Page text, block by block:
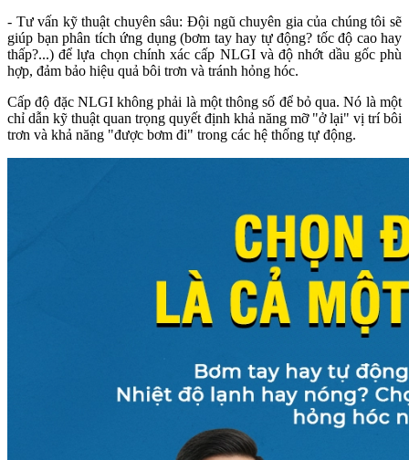
- Tư vấn kỹ thuật chuyên sâu: Đội ngũ chuyên gia của chúng tôi sẽ
giúp bạn phân tích ứng dụng (bơm tay hay tự động? tốc độ cao hay
thấp?...) để lựa chọn chính xác cấp NLGI và độ nhớt dầu gốc phù
hợp, đảm bảo hiệu quả bôi trơn và tránh hỏng hóc.
Cấp độ đặc NLGI không phải là một thông số để bỏ qua. Nó là một
chỉ dẫn kỹ thuật quan trọng quyết định khả năng mỡ "ở lại" vị trí bôi
trơn và khả năng "được bơm đi" trong các hệ thống tự động.